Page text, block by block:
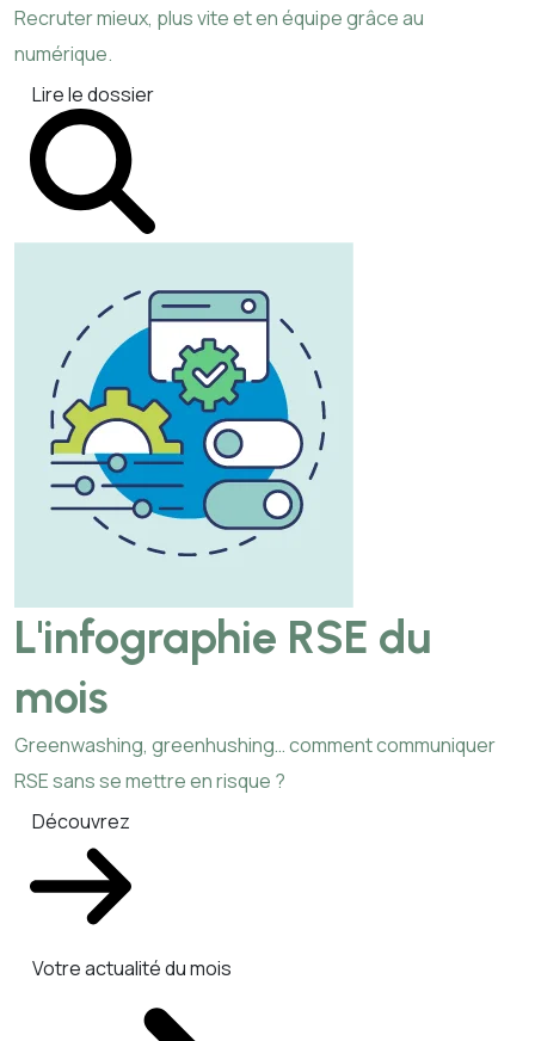
Recruter mieux, plus vite et en équipe grâce au
numérique.
Lire le dossier
L'infographie RSE du
mois
Greenwashing, greenhushing… comment communiquer
RSE sans se mettre en risque ?
Découvrez
Votre actualité du mois